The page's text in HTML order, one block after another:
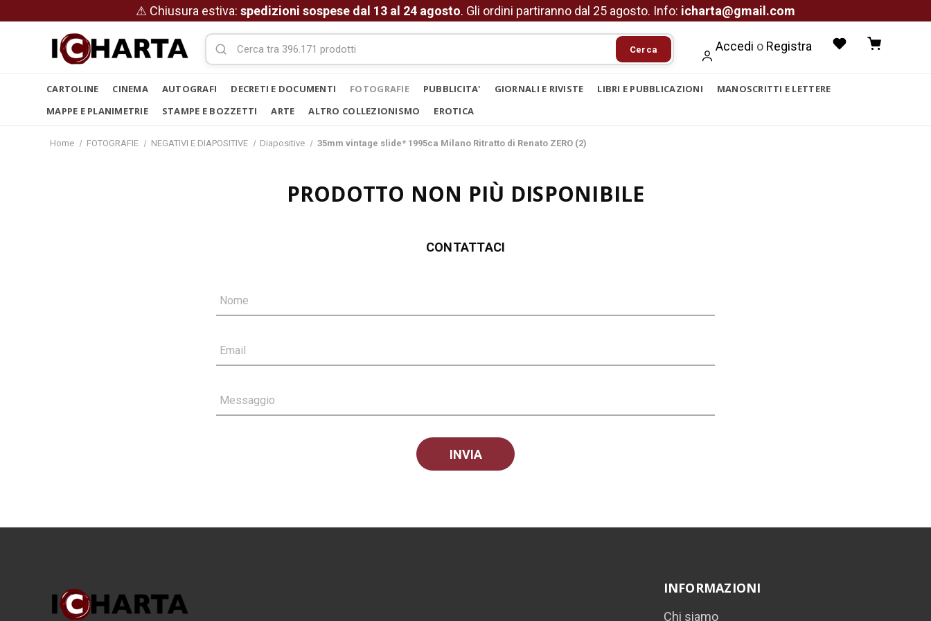
⚠ Chiusura estiva: spedizioni sospese dal 13 al 24 agosto. Gli ordini partiranno dal 25 agosto. Info: icharta@gmail.com
Cerca Accedi o Registra
CARTOLINE CINEMA AUTOGRAFI DECRETI E DOCUMENTI FOTOGRAFIE PUBBLICITA' GIORNALI E RIVISTE LIBRI E PUBBLICAZIONI
MANOSCRITTI E LETTERE
MAPPE E PLANIMETRIE
STAMPE E BOZZETTI ARTE ALTRO COLLEZIONISMO EROTICA
Home FOTOGRAFIE NEGATIVI E DIAPOSITIVE Diapositive 35mm vintage slide* 1995ca Milano Ritratto di Renato ZERO (2)
PRODOTTO NON PIÙ DISPONIBILE
CONTATTACI
Nome
Email
Messaggio
INFORMAZIONI
Chi siamo